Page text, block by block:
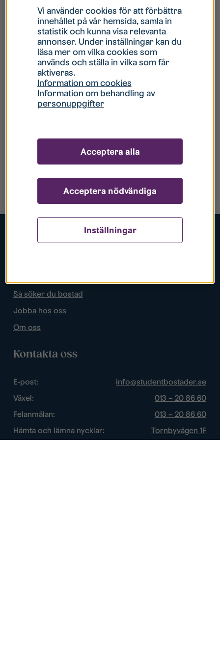
Populära sidor
Så söker du bostad
Jobba hos oss
Om oss
Kontakta oss
E-post:
info@studentbostader.se
Växel:
013 – 20 86 60
Felanmälan:
013 – 20 86 60
Hämta och lämna nycklar:
Tornbyvägen 1F
Vi använder cookies för att förbättra
innehållet på vår hemsida, samla in
statistik och kunna visa relevanta
annonser. Under inställningar kan du
läsa mer om vilka cookies som
används och ställa in vilka som får
aktiveras.
Information om cookies
Information om behandling av
personuppgifter
Inställningar
Acceptera nödvändiga
Acceptera alla